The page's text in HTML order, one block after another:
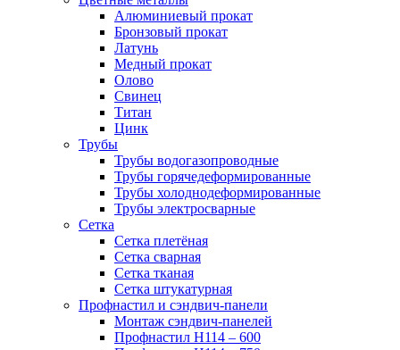
Алюминиевый прокат
Бронзовый прокат
Латунь
Медный прокат
Олово
Свинец
Титан
Цинк
Трубы
Трубы водогазопроводные
Трубы горячедеформированные
Трубы холоднодеформированные
Трубы электросварные
Сетка
Сетка плетёная
Сетка сварная
Сетка тканая
Сетка штукатурная
Профнастил и сэндвич-панели
Монтаж сэндвич-панелей
Профнастил Н114 – 600